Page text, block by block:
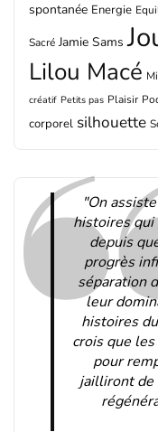
spontanée Energie
Sacré Jamie Sams
Lilou Macé
créatif Petits pas Plaisir
corporel silhouette
"On
histoires qui
depuis
progrès
séparation
leur
histoires
crois que
pour
jailliront de